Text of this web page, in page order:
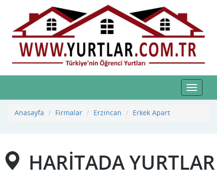
Toggle
Anasayfa
Firmalar Erzincan Erkek Apart
HARİTADA YURTLAR